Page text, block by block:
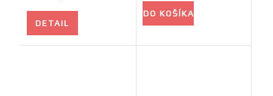
DETAIL
DO KOŠÍKA